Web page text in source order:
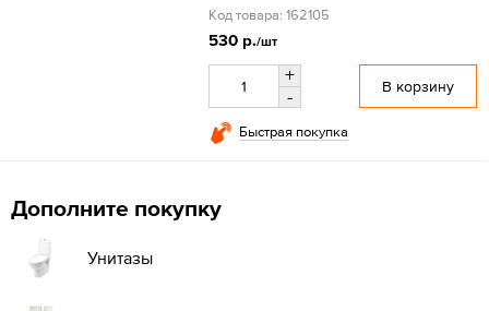
Код товара: 162105
530 р./шт
+
-
В корзину
Быстрая покупка
Дополните покупку
Унитазы